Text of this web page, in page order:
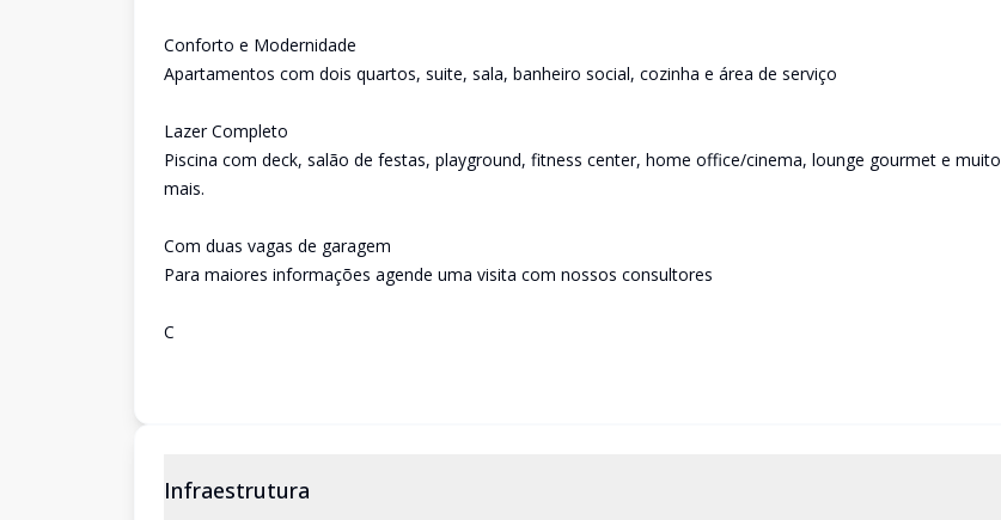
Conforto e Modernidade
Apartamentos com dois quartos, suite, sala, banheiro social, cozinha e área de serviço
Lazer Completo
Piscina com deck, salão de festas, playground, fitness center, home office/cinema, lounge gourmet e muito
mais.
Com duas vagas de garagem
Para maiores informações agende uma visita com nossos consultores
C
Infraestrutura